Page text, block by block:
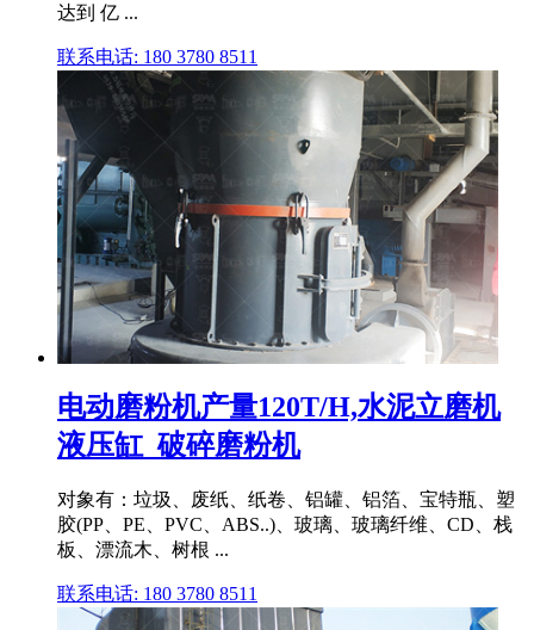
达到 亿 ...
联系电话: 180 3780 8511
电动磨粉机产量120T/H,水泥立磨机
液压缸_破碎磨粉机
对象有：垃圾、废纸、纸卷、铝罐、铝箔、宝特瓶、塑
胶(PP、PE、PVC、ABS..)、玻璃、玻璃纤维、CD、栈
板、漂流木、树根 ...
联系电话: 180 3780 8511